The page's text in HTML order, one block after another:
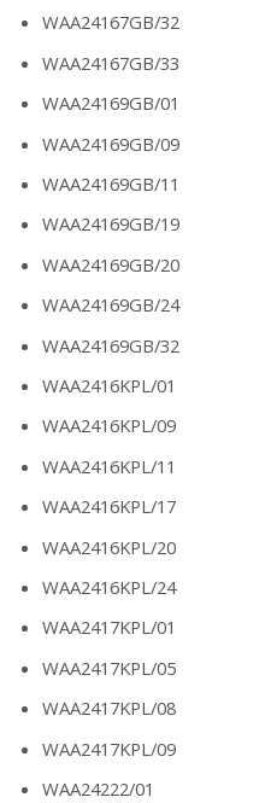
WAA24167GB/32
WAA24167GB/33
WAA24169GB/01
WAA24169GB/09
WAA24169GB/11
WAA24169GB/19
WAA24169GB/20
WAA24169GB/24
WAA24169GB/32
WAA2416KPL/01
WAA2416KPL/09
WAA2416KPL/11
WAA2416KPL/17
WAA2416KPL/20
WAA2416KPL/24
WAA2417KPL/01
WAA2417KPL/05
WAA2417KPL/08
WAA2417KPL/09
WAA24222/01